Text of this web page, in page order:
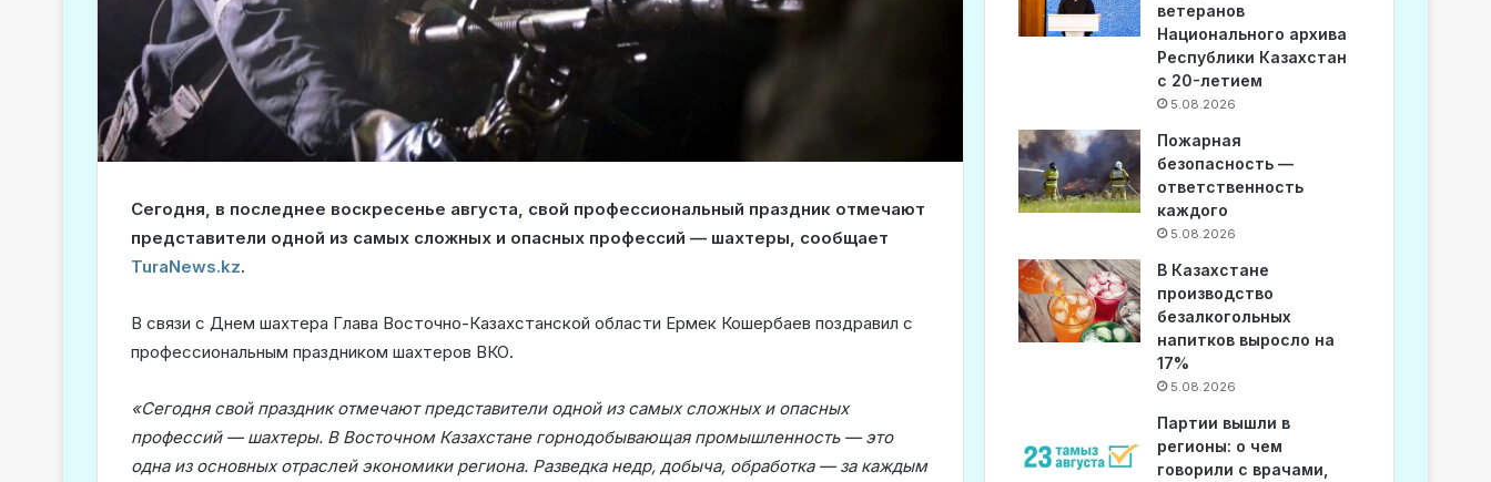
Сегодня, в последнее воскресенье августа, свой профессиональный праздник отмечают
представители одной из самых сложных и опасных профессий — шахтеры, сообщает
TuraNews.kz.
В связи с Днем шахтера Глава Восточно-Казахстанской области Ермек Кошербаев поздравил с
профессиональным праздником шахтеров ВКО.
«Сегодня свой праздник отмечают представители одной из самых сложных и опасных
профессий — шахтеры. В Восточном Казахстане горнодобывающая промышленность — это
одна из основных отраслей экономики региона. Разведка недр, добыча, обработка — за каждым
ветеранов
Национального архива
Республики Казахстан
с 20-летием
5.08.2026
Пожарная
безопасность —
ответственность
каждого
5.08.2026
В Казахстане
производство
безалкогольных
напитков выросло на
17%
5.08.2026
Партии вышли в
регионы: о чем
говорили с врачами,